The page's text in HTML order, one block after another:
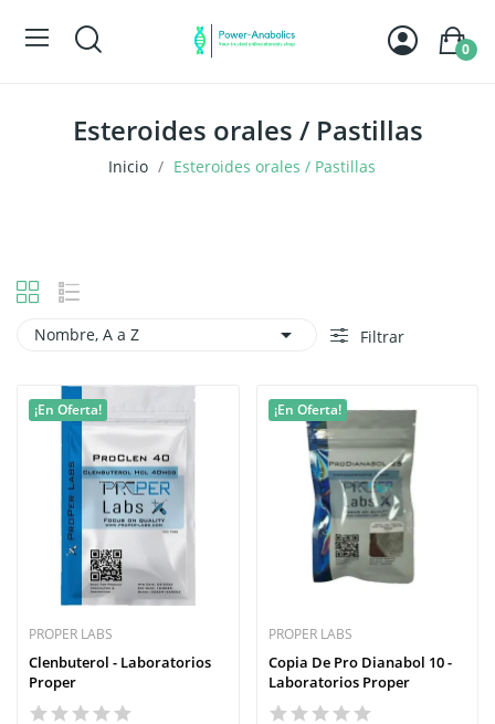
0
Esteroides orales / Pastillas
Inicio Esteroides orales / Pastillas
Nombre, A a Z  Filtrar
¡En Oferta!
PROPER LABS
Clenbuterol - Laboratorios
Proper
¡En Oferta!
PROPER LABS
Copia De Pro Dianabol 10 -
Laboratorios Proper